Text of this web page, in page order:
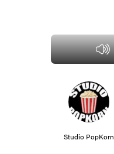
Studio PopKorn